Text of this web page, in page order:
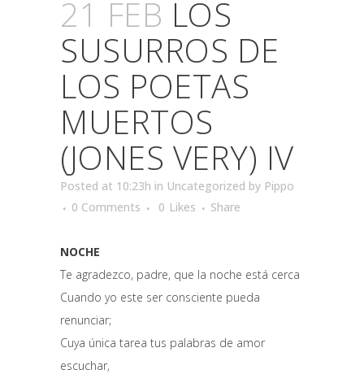
21 FEB LOS
SUSURROS DE
LOS POETAS
MUERTOS
(JONES VERY) IV
Posted at 10:23h in Uncategorized by Pippo
0 Comments
0 Likes Share
NOCHE
Te agradezco, padre, que la noche está cerca
Cuando yo este ser consciente pueda
renunciar;
Cuya única tarea tus palabras de amor
escuchar,